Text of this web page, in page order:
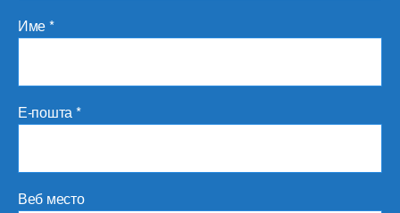
Име*
Е-пошта*
Веб место